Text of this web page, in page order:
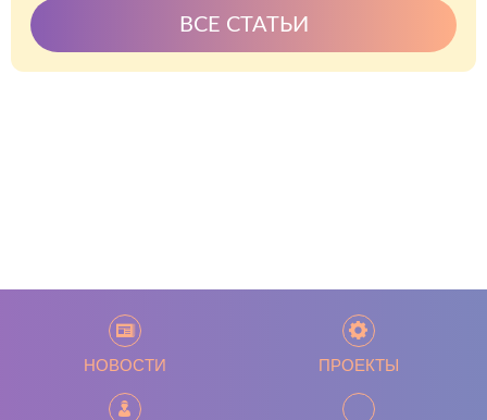
ВСЕ СТАТЬИ
НОВОСТИ ПРОЕКТЫ